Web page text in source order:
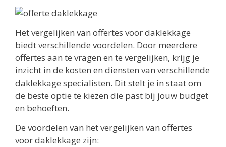
Het vergelijken van offertes voor daklekkage
biedt verschillende voordelen. Door meerdere
offertes aan te vragen en te vergelijken, krijg je
inzicht in de kosten en diensten van verschillende
daklekkage specialisten. Dit stelt je in staat om
de beste optie te kiezen die past bij jouw budget
en behoeften.
De voordelen van het vergelijken van offertes
voor daklekkage zijn: